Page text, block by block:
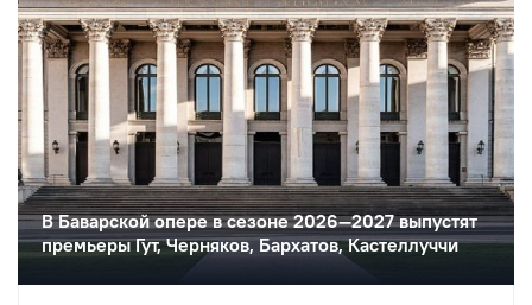
В Баварской опере в сезоне 2026—2027 выпустят
премьеры Гут, Черняков, Бархатов, Кастеллуччи